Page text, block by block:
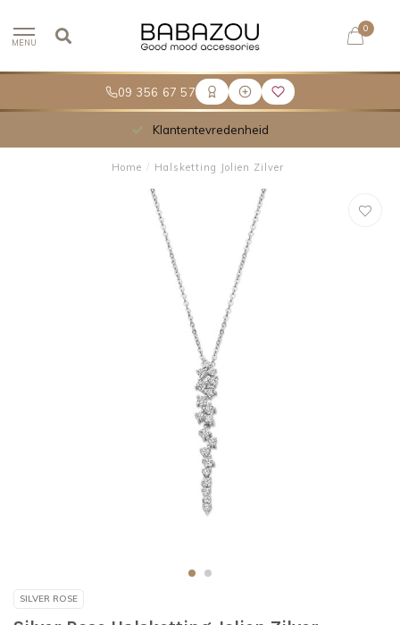
09 356 67 57
MENU
0
Klantentevredenheid
Home / Halsketting Jolien Zilver
SILVER ROSE